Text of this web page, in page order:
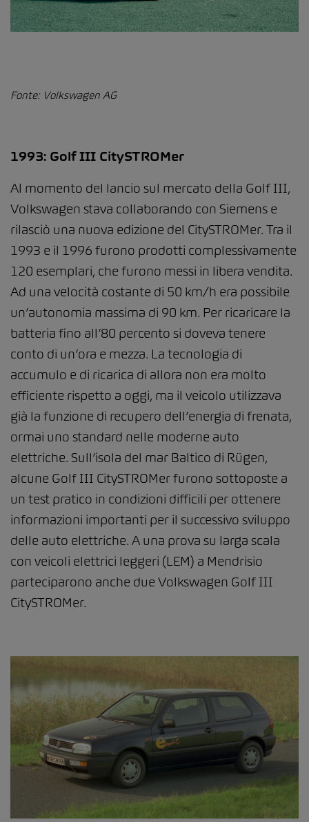
Fonte: Volkswagen AG
1993: Golf III CitySTROMer
Al momento del lancio sul mercato della Golf III,
Volkswagen stava collaborando con Siemens e
rilasciò una nuova edizione del CitySTROMer. Tra il
1993 e il 1996 furono prodotti complessivamente
120 esemplari, che furono messi in libera vendita.
Ad una velocità costante di 50 km/h era possibile
un’autonomia massima di 90 km. Per ricaricare la
batteria fino all’80 percento si doveva tenere
conto di un’ora e mezza. La tecnologia di
accumulo e di ricarica di allora non era molto
efficiente rispetto a oggi, ma il veicolo utilizzava
già la funzione di recupero dell’energia di frenata,
ormai uno standard nelle moderne auto
elettriche. Sull’isola del mar Baltico di Rügen,
alcune Golf III CitySTROMer furono sottoposte a
un test pratico in condizioni difficili per ottenere
informazioni importanti per il successivo sviluppo
delle auto elettriche. A una prova su larga scala
con veicoli elettrici leggeri (LEM) a Mendrisio
parteciparono anche due Volkswagen Golf III
CitySTROMer.